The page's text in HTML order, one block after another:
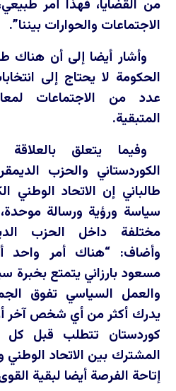
من القضايا، فهذا أمر
الاجتماعات والحوارات بيننا”.
وأشار أيضا إلى أن هناك
الحكومة لا يحتاج إلى
عدد من الاجتماعات
المتبقية.
وفيما يتعلق
الكوردستاني والحزب
طالباني إن الاتحاد الوطني
سياسة ورؤية ورسالة
مختلفة داخل الحزب
وأضاف: “هناك أمر واحد
مسعود بارزاني يتمتع بخبرة
والعمل السياسي تفوق
يدرك أكثر من أي شخص آخر أن
كوردستان تتطلب قبل كل
المشترك بين الاتحاد
إتاحة الفرصة أيضا لبقية